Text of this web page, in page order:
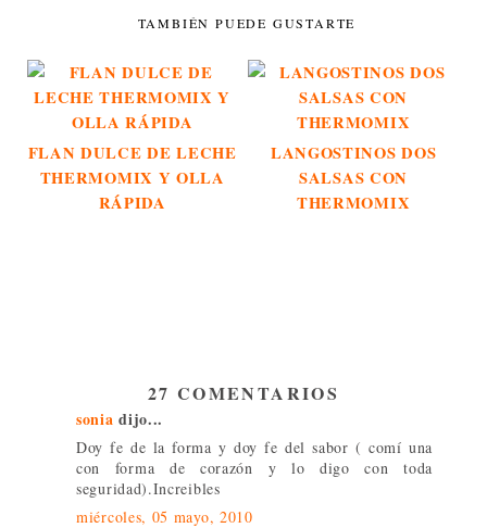
TAMBIÉN PUEDE GUSTARTE
FLAN DULCE DE LECHE
THERMOMIX Y OLLA
RÁPIDA
LANGOSTINOS DOS
SALSAS CON
THERMOMIX
27 COMENTARIOS
sonia dijo...
Doy fe de la forma y doy fe del sabor ( comí una
con forma de corazón y lo digo con toda
seguridad).Increibles
miércoles, 05 mayo, 2010